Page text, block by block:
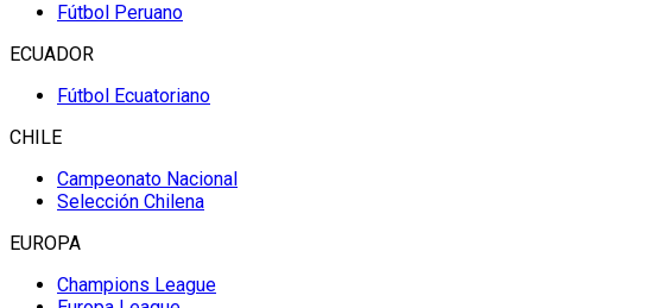
Fútbol Peruano
ECUADOR
Fútbol Ecuatoriano
CHILE
Campeonato Nacional
Selección Chilena
EUROPA
Champions League